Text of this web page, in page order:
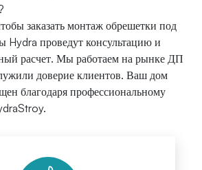
заказать монтаж обрешетки под
проведут консультацию и
расчет. Мы работаем на рынке ДП
доверие клиентов. Ваш дом
благодаря профессиональному